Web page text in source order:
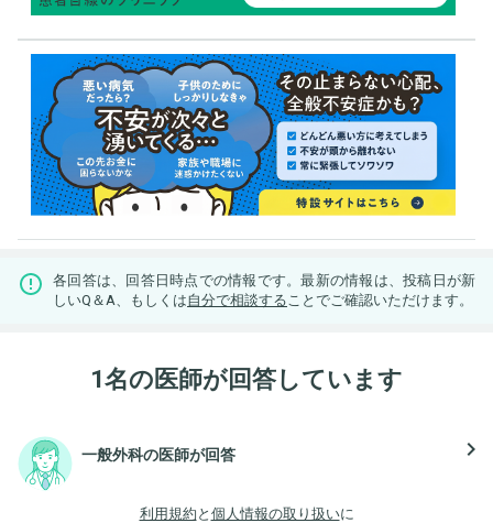
各回答は、回答日時点での情報です。最新の情報は、投稿日が新
しいQ＆A、もしくは自分で相談する ことでご確認いただけます。
1名の医師が回答しています
一般外科の医師が回答 navigate_next
利用規約 と 個人情報の取り扱いに